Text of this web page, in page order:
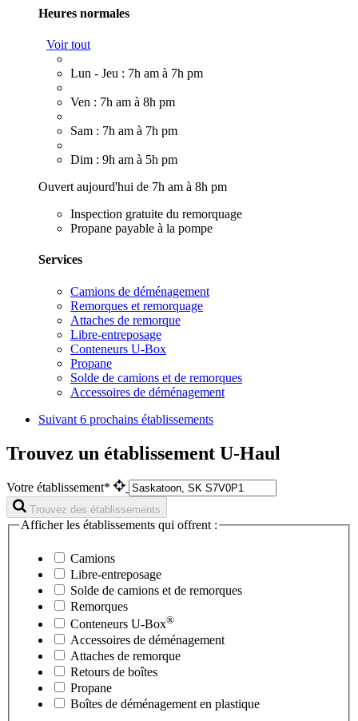
Heures normales
Voir tout
Lun - Jeu : 7h am à 7h pm
Ven : 7h am à 8h pm
Sam : 7h am à 7h pm
Dim : 9h am à 5h pm
Ouvert aujourd'hui de 7h am à 8h pm
Inspection gratuite du remorquage
Propane payable à la pompe
Services
Camions de déménagement
Remorques et remorquage
Attaches de remorque
Libre-entreposage
Conteneurs U-Box
Propane
Solde de camions et de remorques
Accessoires de déménagement
Suivant 6 prochains établissements
Trouvez un établissement U-Haul
Votre établissement*
Trouvez des établissements
Afficher les établissements qui offrent :
Camions
Libre-entreposage
Solde de camions et de remorques
Remorques
Conteneurs U-Box®
Accessoires de déménagement
Attaches de remorque
Retours de boîtes
Propane
Boîtes de déménagement en plastique